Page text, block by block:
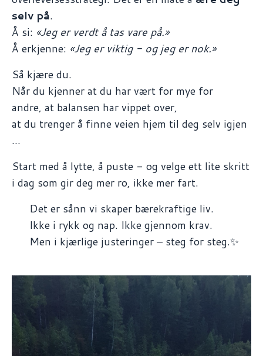
selv på.
Å si: «Jeg er verdt å tas vare på.»
Å erkjenne: «Jeg er viktig - og jeg er nok.»
Så kjære du.
Når du kjenner at du har vært for mye for
andre, at balansen har vippet over,
at du trenger å finne veien hjem til deg selv igjen
...
Start med å lytte, å puste - og velge ett lite skritt
i dag som gir deg mer ro, ikke mer fart.
Det er sånn vi skaper bærekraftige liv.
Ikke i rykk og nap. Ikke gjennom krav.
Men i kjærlige justeringer – steg for steg.✨